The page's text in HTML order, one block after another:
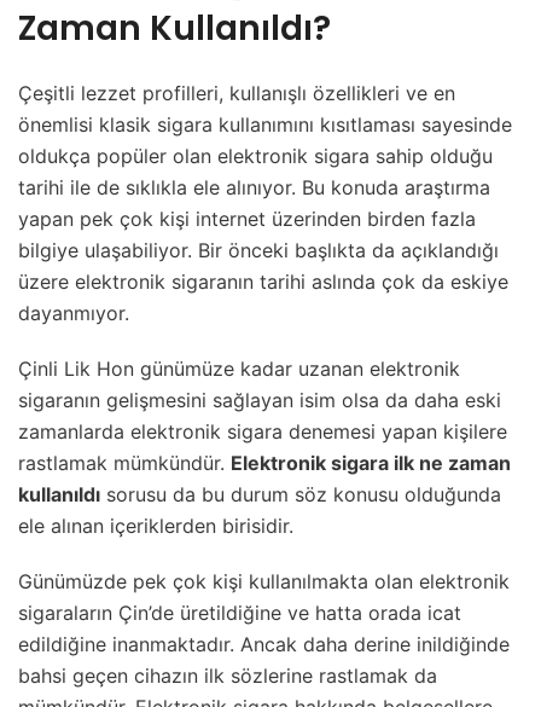
Zaman Kullanıldı?
Çeşitli lezzet profilleri, kullanışlı özellikleri ve en
önemlisi klasik sigara kullanımını kısıtlaması sayesinde
oldukça popüler olan elektronik sigara sahip olduğu
tarihi ile de sıklıkla ele alınıyor. Bu konuda araştırma
yapan pek çok kişi internet üzerinden birden fazla
bilgiye ulaşabiliyor. Bir önceki başlıkta da açıklandığı
üzere elektronik sigaranın tarihi aslında çok da eskiye
dayanmıyor.
Çinli Lik Hon günümüze kadar uzanan elektronik
sigaranın gelişmesini sağlayan isim olsa da daha eski
zamanlarda elektronik sigara denemesi yapan kişilere
rastlamak mümkündür. Elektronik sigara ilk ne zaman
kullanıldı sorusu da bu durum söz konusu olduğunda
ele alınan içeriklerden birisidir.
Günümüzde pek çok kişi kullanılmakta olan elektronik
sigaraların Çin’de üretildiğine ve hatta orada icat
edildiğine inanmaktadır. Ancak daha derine inildiğinde
bahsi geçen cihazın ilk sözlerine rastlamak da